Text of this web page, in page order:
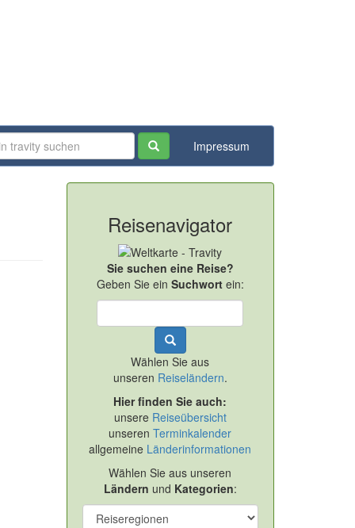
Impressum
Reisenavigator
Sie suchen eine Reise?
Geben Sie ein Suchwortein:
Wählen Sie aus
unseren Reiseländern.
Hier finden Sie auch:
unsere Reiseübersicht
unserenTerminkalender
allgemeine Länderinformationen
Wählen Sie aus unseren
Ländern und Kategorien: